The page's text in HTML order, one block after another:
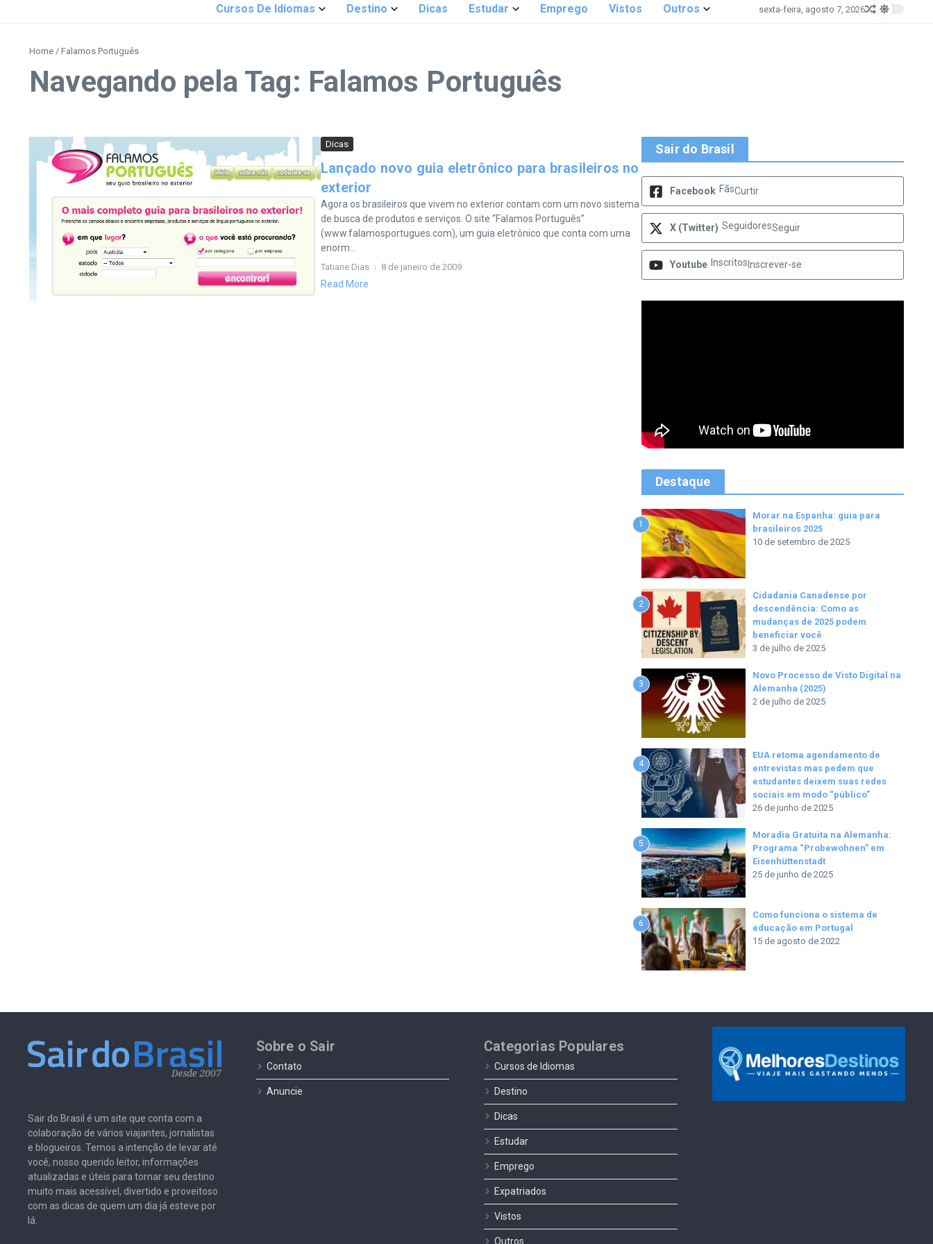
Cursos De Idiomas Destino Dicas Estudar Emprego Vistos Outros sexta-feira, agosto 7, 2026
Home / Falamos Português
Navegando pela Tag: Falamos Português
Dicas
Lançado novo guia eletrônico para brasileiros no
exterior
Agora os brasileiros que vivem no exterior contam com um novo sistema
de busca de produtos e serviços. O site “Falamos Português”
(www.falamosportugues.com), um guia eletrônico que conta com uma
enorm...
Tatiane Dias 8 de janeiro de 2009
Read More
Sair do Brasil
Facebook FãsCurtir
X (Twitter) SeguidoresSeguir
Youtube Inscritos Inscrever-se
Destaque
1
Morar na Espanha: guia para
brasileiros 2025
10 de setembro de 2025
2
Cidadania Canadense por
descendência: Como as
mudanças de 2025 podem
beneficiar você
3 de julho de 2025
3
Novo Processo de Visto Digital na
Alemanha (2025)
2 de julho de 2025
4
EUA retoma agendamento de
entrevistas mas pedem que
estudantes deixem suas redes
sociais em modo “público”
26 de junho de 2025
5
Moradia Gratuita na Alemanha:
Programa “Probewohnen” em
Eisenhüttenstadt
25 de junho de 2025
6
Como funciona o sistema de
educação em Portugal
15 de agosto de 2022
Sair do Brasil é um site que conta com a
colaboração de vários viajantes, jornalistas
e blogueiros. Temos a intenção de levar até
você, nosso querido leitor, informações
atualizadas e úteis para tornar seu destino
muito mais acessível, divertido e proveitoso
com as dicas de quem um dia já esteve por
lá.
Sobre o Sair
Contato
Anuncie
Categorias Populares
Cursos de Idiomas
Destino
Dicas
Estudar
Emprego
Expatriados
Vistos
Outros